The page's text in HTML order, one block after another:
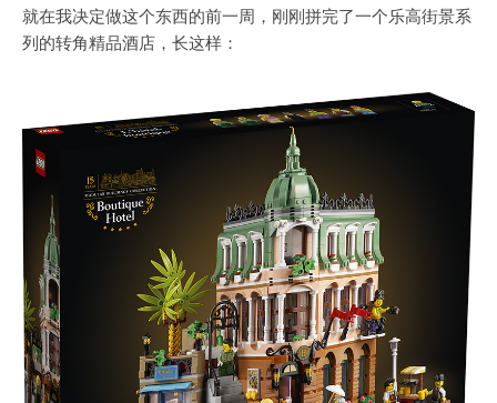
就在我决定做这个东西的前一周，刚刚拼完了一个乐高街景系
列的转角精品酒店，长这样：